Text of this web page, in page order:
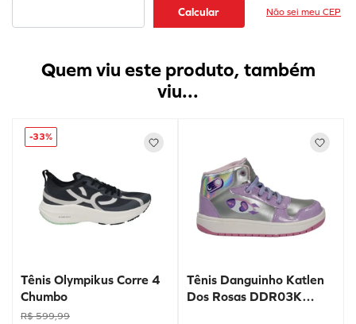
Não sei meu CEP
Quem viu este produto, também
viu...
-33%
Tênis Olympikus Corre 4
Chumbo
R$ 599,99
Tênis Danguinho Katlen
Dos Rosas DDR03K